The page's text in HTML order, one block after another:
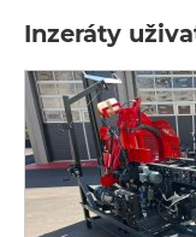
Inzeráty